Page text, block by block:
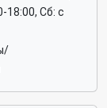
18:00, Сб: c